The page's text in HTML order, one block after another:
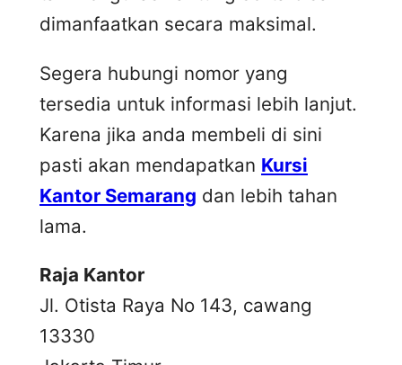
dimanfaatkan secara maksimal.
Segera hubungi nomor yang
tersedia untuk informasi lebih lanjut.
Karena jika anda membeli di sini
pasti akan mendapatkan Kursi
Kantor Semarang dan lebih tahan
lama.
Raja Kantor
Jl. Otista Raya No 143, cawang
13330